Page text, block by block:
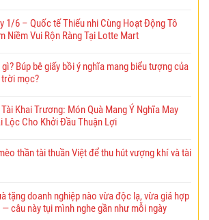
1/6 – Quốc tế Thiếu nhi Cùng Hoạt Động Tô
Niềm Vui Rộn Ràng Tại Lotte Mart
Búp bê giấy bồi ý nghĩa mang biểu tượng của
mọc?
Khai Trương: Món Quà Mang Ý Nghĩa May
Lộc Cho Khởi Đầu Thuận Lợi
thần tài thuần Việt để thu hút vượng khí và tài
tặng doanh nghiệp nào vừa độc lạ, vừa giá hợp
— câu này tụi mình nghe gần như mỗi ngày